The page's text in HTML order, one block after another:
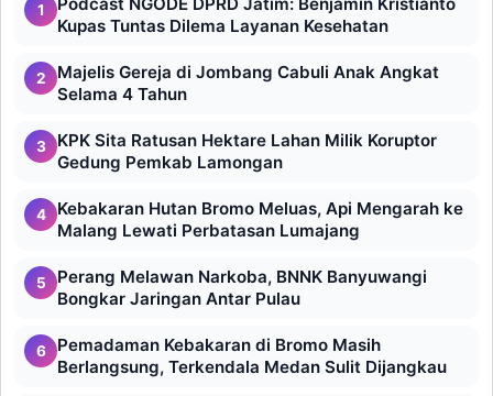
1
Kupas Tuntas Dilema Layanan Kesehatan
2
Majelis Gereja di Jombang Cabuli Anak Angkat
Selama 4 Tahun
3
KPK Sita Ratusan Hektare Lahan Milik Koruptor
Gedung Pemkab Lamongan
4
Kebakaran Hutan Bromo Meluas, Api Mengarah ke
Malang Lewati Perbatasan Lumajang
5
Perang Melawan Narkoba, BNNK Banyuwangi
Bongkar Jaringan Antar Pulau
6
Pemadaman Kebakaran di Bromo Masih
Berlangsung, Terkendala Medan Sulit Dijangkau